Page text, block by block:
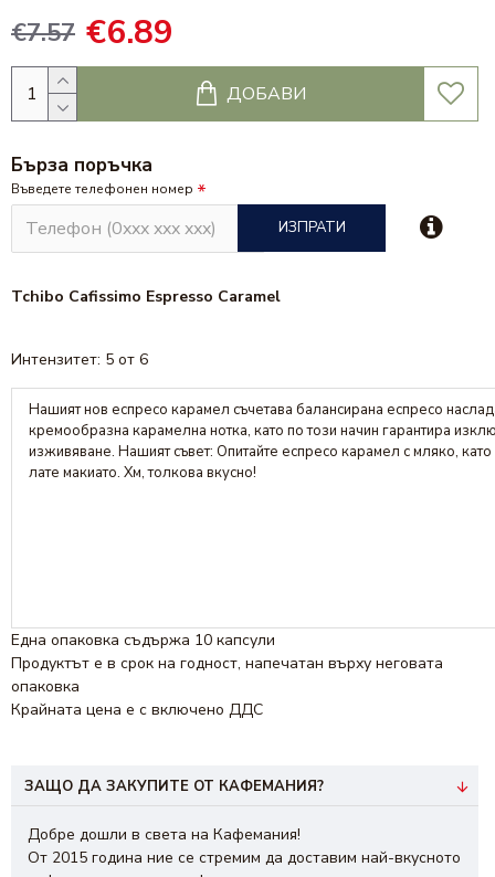
€6.89
€7.57
ДОБАВИ
Бърза поръчка
Въведете телефонен номер
ИЗПРАТИ
Tchibo Cafissimo Espresso Caramel
Интензитет: 5 от 6
Нашият нов еспресо карамел съчетава балансирана еспресо
кремообразна карамелна нотка, като по този начин гарантира
изживяване. Нашият съвет: Опитайте еспресо карамел с мляко,
лате макиато. Хм, толкова вкусно!
Една опаковка съдържа 10 капсули
Продуктът е в срок на годност, напечатан върху неговата
опаковка
Крайната цена е с включено ДДС
ЗАЩО ДА ЗАКУПИТЕ ОТ КАФЕМАНИЯ?
Добре дошли в света на Кафемания!
От 2015 година ние се стремим да доставим най-вкусното